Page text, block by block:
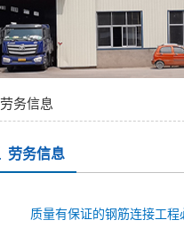
劳务信息
劳务信息
质量有保证的钢筋连接工程